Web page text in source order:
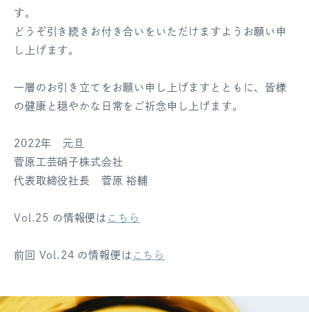
す。
どうぞ引き続きお付き合いをいただけますようお願い申
し上げます。
一層のお引き立てをお願い申し上げますとともに、皆様
の健康と穏やかな日常をご祈念申し上げます。
2022年 元旦
菅原工芸硝子株式会社
代表取締役社長 菅原 裕輔
Vol.25 の情報便は こちら
前回 Vol.24 の情報便は こちら